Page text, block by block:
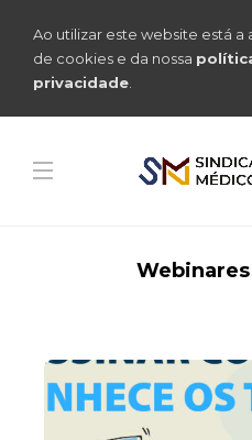
Ao utilizar este website está a
de cookies e da nossa
privacidade